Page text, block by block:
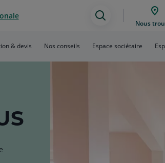
Assistance
de
recherche
Nous
& devis Nos conseils Espace sociétaire